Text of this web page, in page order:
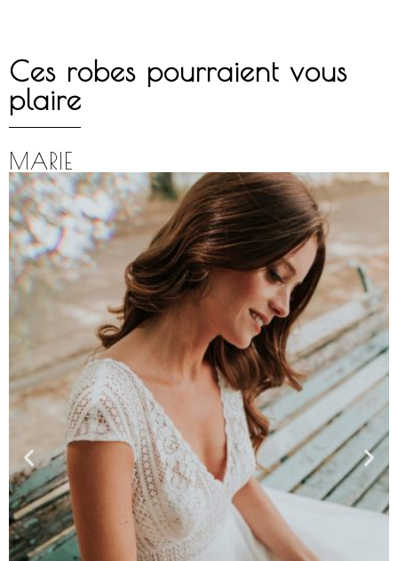
Ces robes pourraient vous
plaire
MARIE